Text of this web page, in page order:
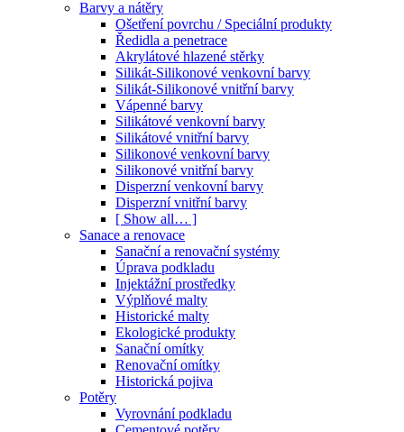
Barvy a nátěry
Ošetření povrchu / Speciální produkty
Ředidla a penetrace
Akrylátové hlazené stěrky
Silikát-Silikonové venkovní barvy
Silikát-Silikonové vnitřní barvy
Vápenné barvy
Silikátové venkovní barvy
Silikátové vnitřní barvy
Silikonové venkovní barvy
Silikonové vnitřní barvy
Disperzní venkovní barvy
Disperzní vnitřní barvy
[ Show all… ]
Sanace a renovace
Sanační a renovační systémy
Úprava podkladu
Injektážní prostředky
Výplňové malty
Historické malty
Ekologické produkty
Sanační omítky
Renovační omítky
Historická pojiva
Potěry
Vyrovnání podkladu